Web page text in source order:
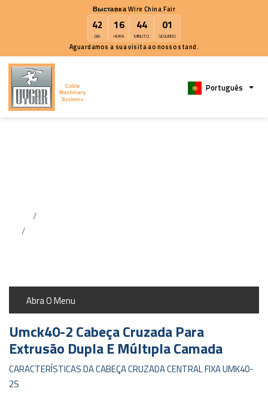
Выставка Wire China Fair
42
DIA
16
HORA
44
MINUTO SEGUNDO
Abra O Menu
Umck40-2 Cabeça Cruzada Para
Extrusão Dupla E Múltıpla Camada
CARACTERÍSTICAS DA CABEÇA CRUZADA CENTRAL FIXA UMK40-
2S